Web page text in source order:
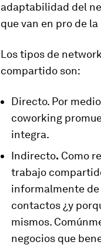
adaptabilidad del
que van en pro de
Los tipos de
compartido son:
Directo. Por
coworking
integra.
Indirecto. Como
trabajo
informalmente de
contactos ¿y
mismos.
negocios que